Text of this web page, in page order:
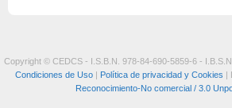
Copyright © CEDCS - I.S.B.N. 978-84-690-5859-6 -
Condiciones de Uso| Política de privacidad y Cookies |
Reconocimiento-No comercial / 3.0